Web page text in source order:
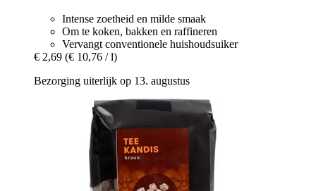
Intense zoetheid en milde smaak
Om te koken, bakken en raffineren
Vervangt conventionele huishoudsuiker
€ 2,69 (€ 10,76 / l)
Bezorging uiterlijk op 13. augustus